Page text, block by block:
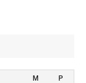
M P